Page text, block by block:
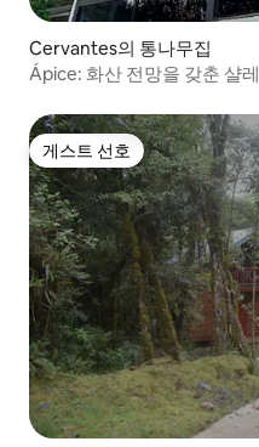
Cervantes의 통나무집
Ápice: 화산 전망을 갖춘 샬
게스트 선호
게스트 선호